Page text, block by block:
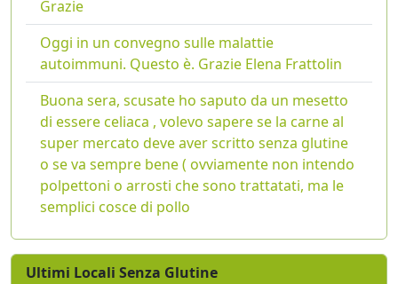
Grazie
Oggi in un convegno sulle malattie
autoimmuni. Questo è. Grazie Elena Frattolin
Buona sera, scusate ho saputo da un mesetto
di essere celiaca , volevo sapere se la carne al
super mercato deve aver scritto senza glutine
o se va sempre bene ( ovviamente non intendo
polpettoni o arrosti che sono trattatati, ma le
semplici cosce di pollo
Ultimi Locali Senza Glutine